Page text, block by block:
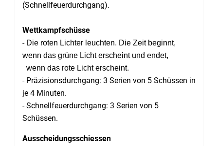
(Schnellfeuerdurchgang).
Wettkampfschüsse
- Die roten Lichter leuchten. Die Zeit beginnt,
wenn das grüne Licht erscheint und endet,
wenn das rote Licht erscheint.
- Präzisionsdurchgang: 3 Serien von 5 Schüssen in
je 4 Minuten.
- Schnellfeuerdurchgang: 3 Serien von 5
Schüssen.
Ausscheidungsschiessen